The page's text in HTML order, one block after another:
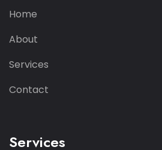
Home
About
Services
Contact
Services